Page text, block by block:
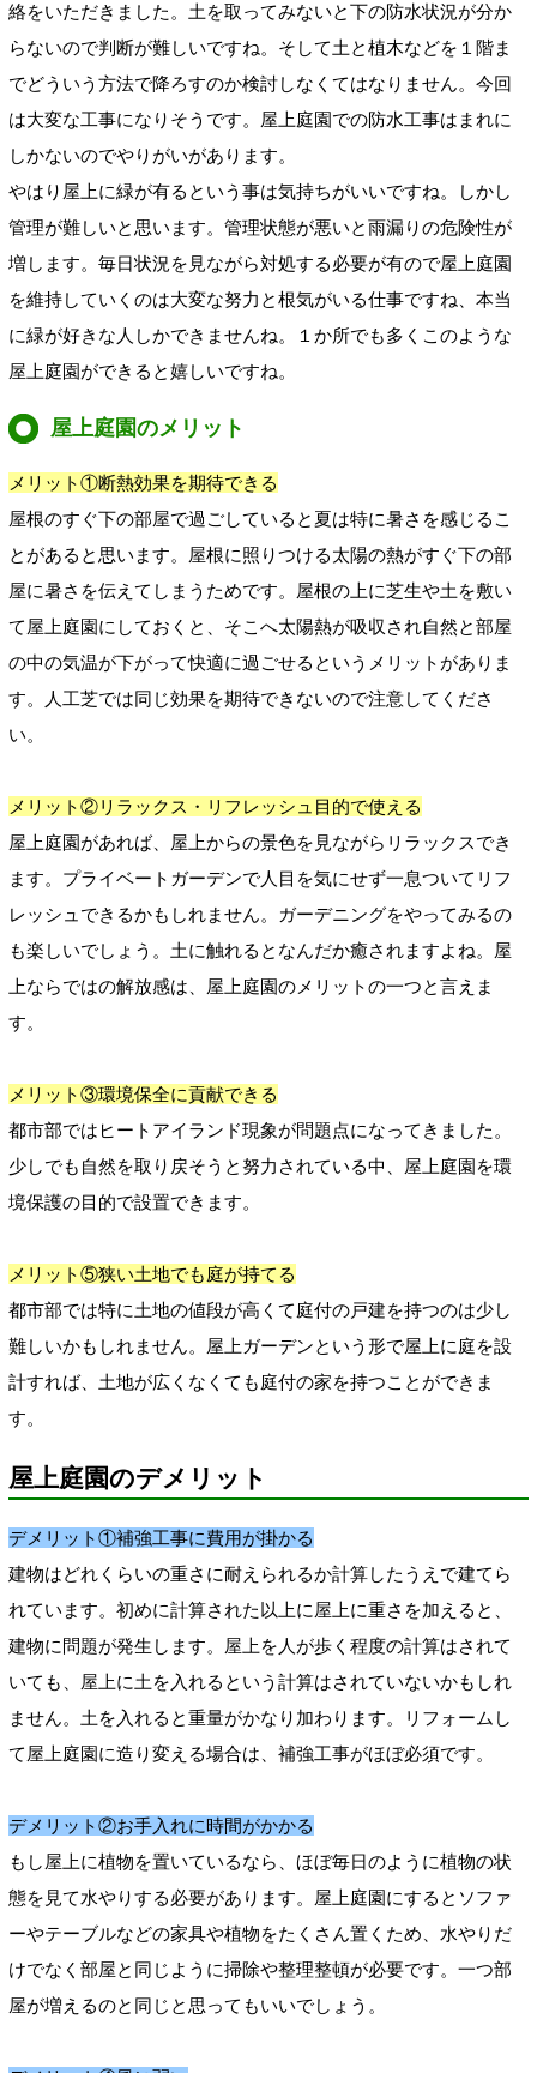
絡をいただきました。土を取ってみないと下の防水状況が分か
らないので判断が難しいですね。そして土と植木などを１階ま
でどういう方法で降ろすのか検討しなくてはなりません。今回
は大変な工事になりそうです。屋上庭園での防水工事はまれに
しかないのでやりがいがあります。
やはり屋上に緑が有るという事は気持ちがいいですね。しかし
管理が難しいと思います。管理状態が悪いと雨漏りの危険性が
増します。毎日状況を見ながら対処する必要が有ので屋上庭園
を維持していくのは大変な努力と根気がいる仕事ですね、本当
に緑が好きな人しかできませんね。１か所でも多くこのような
屋上庭園ができると嬉しいですね。
屋上庭園のメリット
メリット①断熱効果を期待できる
屋根のすぐ下の部屋で過ごしていると夏は特に暑さを感じるこ
とがあると思います。屋根に照りつける太陽の熱がすぐ下の部
屋に暑さを伝えてしまうためです。屋根の上に芝生や土を敷い
て屋上庭園にしておくと、そこへ太陽熱が吸収され自然と部屋
の中の気温が下がって快適に過ごせるというメリットがありま
す。人工芝では同じ効果を期待できないので注意してくださ
い。
メリット②リラックス・リフレッシュ目的で使える
屋上庭園があれば、屋上からの景色を見ながらリラックスでき
ます。プライベートガーデンで人目を気にせず一息ついてリフ
レッシュできるかもしれません。ガーデニングをやってみるの
も楽しいでしょう。土に触れるとなんだか癒されますよね。屋
上ならではの解放感は、屋上庭園のメリットの一つと言えま
す。
メリット③環境保全に貢献できる
都市部ではヒートアイランド現象が問題点になってきました。
少しでも自然を取り戻そうと努力されている中、屋上庭園を環
境保護の目的で設置できます。
メリット⑤狭い土地でも庭が持てる
都市部では特に土地の値段が高くて庭付の戸建を持つのは少し
難しいかもしれません。屋上ガーデンという形で屋上に庭を設
計すれば、土地が広くなくても庭付の家を持つことができま
す。
屋上庭園のデメリット
デメリット①補強工事に費用が掛かる
建物はどれくらいの重さに耐えられるか計算したうえで建てら
れています。初めに計算された以上に屋上に重さを加えると、
建物に問題が発生します。屋上を人が歩く程度の計算はされて
いても、屋上に土を入れるという計算はされていないかもしれ
ません。土を入れると重量がかなり加わります。リフォームし
て屋上庭園に造り変える場合は、補強工事がほぼ必須です。
デメリット②お手入れに時間がかかる
もし屋上に植物を置いているなら、ほぼ毎日のように植物の状
態を見て水やりする必要があります。屋上庭園にするとソファ
ーやテーブルなどの家具や植物をたくさん置くため、水やりだ
けでなく部屋と同じように掃除や整理整頓が必要です。一つ部
屋が増えるのと同じと思ってもいいでしょう。